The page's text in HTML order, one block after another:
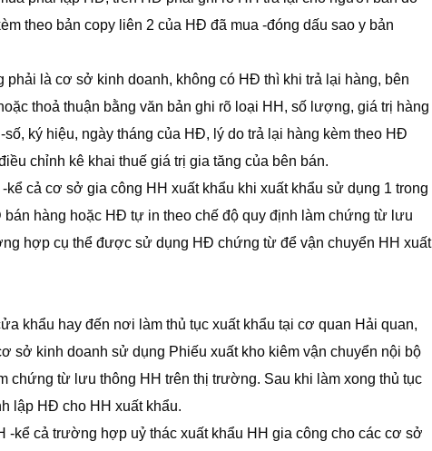
theo bản copy liên 2 của HĐ đã mua -đóng dấu sao y bản
là cơ sở kinh doanh, không có HĐ thì khi trả lại hàng, bên
thoả thuận bằng văn bản ghi rõ loại HH, số lượng, giá trị hàng
ký hiệu, ngày tháng của HĐ, lý do trả lại hàng kèm theo HĐ
chỉnh kê khai thuế giá trị gia tăng của bên bán.
cả cơ sở gia công HH xuất khẩu khi xuất khẩu sử dụng 1 trong
hàng hoặc HĐ tự in theo chế độ quy định làm chứng từ lưu
hợp cụ thể được sử dụng HĐ chứng từ để vận chuyển HH xuất
khẩu hay đến nơi làm thủ tục xuất khẩu tại cơ quan Hải quan,
sở kinh doanh sử dụng Phiếu xuất kho kiêm vận chuyển nội bộ
chứng từ lưu thông HH trên thị trường. Sau khi làm xong thủ tục
lập HĐ cho HH xuất khẩu.
-kể cả trường hợp uỷ thác xuất khẩu HH gia công cho các cơ sở